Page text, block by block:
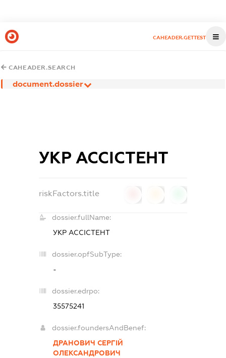
CAHEADER.GETTEST
CAHEADER.SEARCH
document.dossier
УКР АССІСТЕНТ
riskFactors.title
dossier.fullName:
УКР АССІСТЕНТ
dossier.opfSubType:
-
dossier.edrpo:
35575241
dossier.foundersAndBenef:
ДРАНОВИЧ СЕРГІЙ
ОЛЕКСАНДРОВИЧ